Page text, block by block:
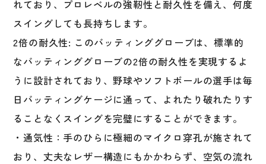
野
球
硬
式
野
球
軟
野
球
草
れており、プロレベルの強靭性と耐久性を備え、何度
スイングしても長持ちします。
2倍の耐久性: このバッティンググローブは、標準的
なバッティンググローブの2倍の耐久性を実現するよ
うに設計されており、野球やソフトボールの選手は毎
日バッティングケージに通って、よれたり破れたりす
ることなくスイングを完璧にすることができます。
・通気性：手のひらに極細のマイクロ穿孔が施されて
おり、丈夫なレザー構造にもかかわらず、空気の流れ